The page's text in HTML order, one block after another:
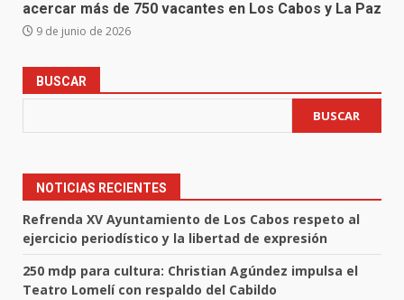
acercar más de 750 vacantes en Los Cabos y La Paz
9 de junio de 2026
BUSCAR
BUSCAR
NOTICIAS RECIENTES
Refrenda XV Ayuntamiento de Los Cabos respeto al
ejercicio periodístico y la libertad de expresión
250 mdp para cultura: Christian Agúndez impulsa el
Teatro Lomelí con respaldo del Cabildo